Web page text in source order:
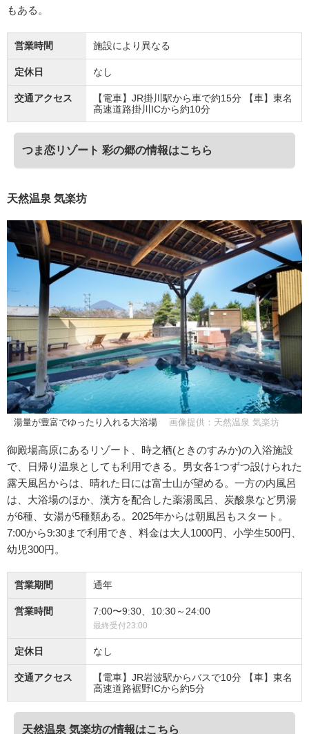
もある。
営業時間 施設により異なる
定休日 なし
交通アクセス
【電車】JR掛川駅から車で約15分 【車】東名
高速道路掛川ICから約10分
つま恋リゾート 彩の郷の情報はこちら
天然温泉 気楽坊
湯量が豊富でゆったり入れる大浴場 画像提供：天然温泉 気楽坊
御殿場高原にあるリゾート、時之栖(ときのすみか)の入浴施設
で、日帰り温泉としても利用できる。男女各1つずつ設けられた
露天風呂からは、晴れた日には富士山が望める。一方の内風呂
は、大浴場のほか、漢方を配合した薬湯風呂、炭酸泉など男湯
が6種、女湯が5種類ある。2025年からは朝風呂もスタート。
7:00から9:30まで利用でき、料金は大人1000円、小学生500円、
幼児300円。
営業期間 通年
営業時間 7:00〜9:30、10:30～24:00
最終受付23:00
定休日 なし
交通アクセス
【電車】JR岩波駅からバスで10分 【車】東名
高速道路裾野ICから約5分
天然温泉 気楽坊の情報はこちら